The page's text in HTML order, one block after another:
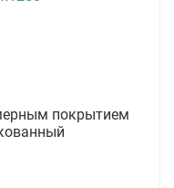
покрытием